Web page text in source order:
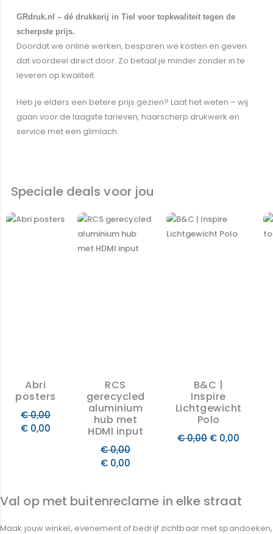
GRdruk.nl – dé drukkerij in Tiel voor topkwaliteit tegen de
scherpste prijs.
Doordat we online werken, besparen we kosten en geven
dat voordeel direct door. Zo betaal je minder zonder in te
leveren op kwaliteit.
Heb je elders een betere prijs gezien? Laat het weten – wij
gaan voor de laagste tarieven, haarscherp drukwerk en
service met een glimlach.
Speciale deals voor jou
Abri
posters
€0,00
Oorspronkelijke
prijs
€0,00
Huidige
prijs
€ 0,00.
RCS
gerecycled
aluminium
hub met
HDMI input
€0,00
Oorspronkelijke
prijs
was:
€ 0,00.
€ 0,00
prijs
is:
€ 0,00.
B&C |
Inspire
Lichtgewicht
Polo
€0,00
prijs
was:
€ 0,00
Val op met buitenreclame in elke straat
Maak jouw winkel, evenement of bedrijf zichtbaar met spandoeken,